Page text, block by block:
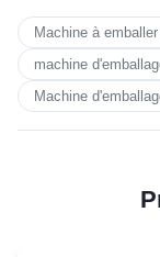
Machine à
machine
Machine